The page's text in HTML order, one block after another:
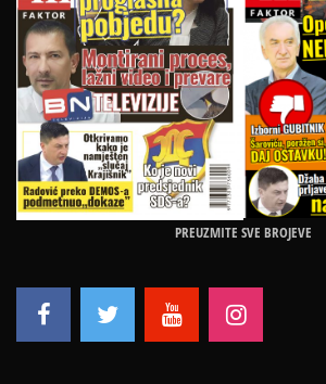
PREUZMITE SVE BROJEVE